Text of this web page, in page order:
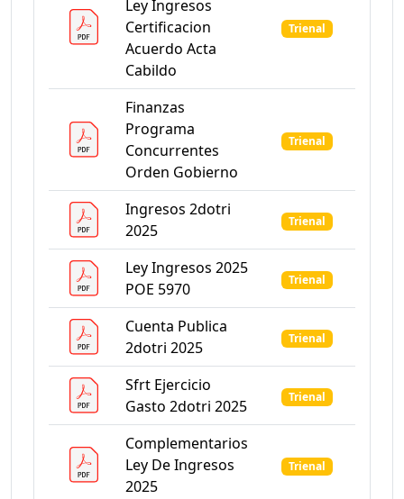
Ley Ingresos
Certificacion
Acuerdo Acta
Cabildo
Trienal
Finanzas
Programa
Concurrentes
Orden Gobierno
Trienal
Ingresos 2dotri
2025
Trienal
Ley Ingresos 2025
POE 5970
Trienal
Cuenta Publica
2dotri 2025
Trienal
Sfrt Ejercicio
Gasto 2dotri 2025
Trienal
Complementarios
Ley De Ingresos
2025
Trienal